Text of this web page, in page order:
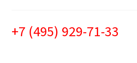
+7 (495) 929-71-33